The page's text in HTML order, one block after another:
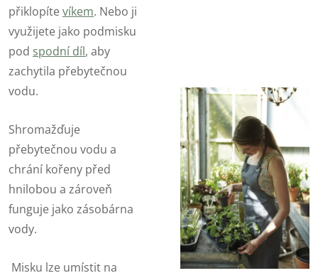
přiklopítevíkem. Nebo ji
využijete jako podmisku
pod spodní díl, aby
zachytila přebytečnou
vodu.
Shromažďuje
přebytečnou vodu a
chrání kořeny před
hnilobou a zároveň
funguje jako zásobárna
vody.
Misku lze umístit na